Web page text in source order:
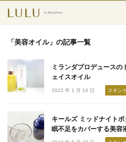
スキンケア
エイジングケア
「美容オイル」の記事一覧
ミランダプロデュース
ェイスオイル
2022 年 1 月 16 日 スキン
キールズ ミッドナイト
眠不足をカバーする美容